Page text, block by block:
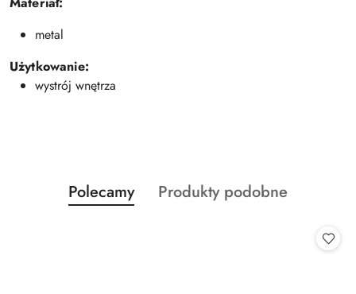
metal
Użytkowanie:
wystrój wnętrza
Pomiń karuzelę produktów
Produkty
o
Polecamy
Produkty
Produkty podobne